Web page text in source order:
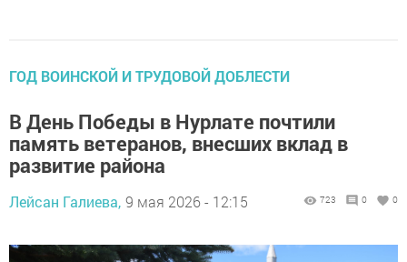
ГОД ВОИНСКОЙ И ТРУДОВОЙ ДОБЛЕСТИ
В День Победы в Нурлате почтили
память ветеранов, внесших вклад в
развитие района
Лейсан Галиева, 9 мая 2026 - 12:15 723 0 0